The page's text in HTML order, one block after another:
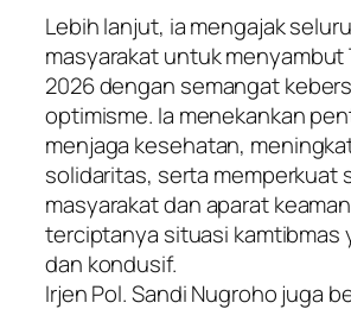
Lebih lanjut, ia mengajak
masyarakat untuk menyambut
2026 dengan semangat
optimisme. Ia menekankan
menjaga kesehatan,
solidaritas, serta memperkuat
masyarakat dan aparat
terciptanya situasi kamtibmas
dan kondusif.
Irjen Pol. Sandi Nugroho juga